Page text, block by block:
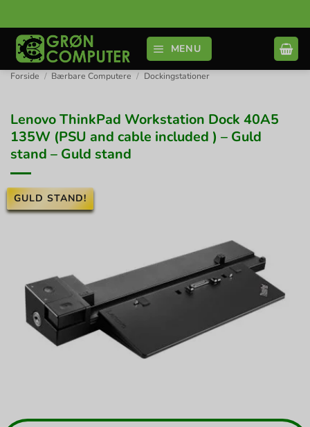
til
indhold
MENU
Forside / Bærbare Computere / Dockingstationer
Lenovo ThinkPad Workstation Dock 40A5
135W (PSU and cable included ) – Guld
stand – Guld stand
GULD STAND!